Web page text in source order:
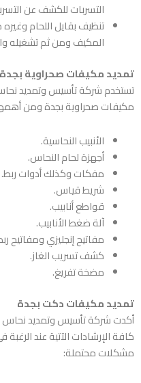
التسربات للكشف عن
تنظيف بقايل اللحام
المكيف ومن ثم تشغيله
تمديد مكيفات صحراوية بجدة
تستخدمشركة تأسيس وتمديد
مكيفات صحراوية بجدة ومن
الأنبيب النحاسية.
أجهزة لحام النحاس.
مفكات وكذلك أدوات ربط.
شريط قياس.
قواطع أنابيب.
آلة ضغط الأنابيب.
مفاتيح إنجليزي ومفاتيح
كشف تسريب الغاز.
مضخة تفريغ.
تمديد مكيفات دكت بجدة
أكدتشركة تأسيس وتمديد
كافة الإرشادات الآتية عند الرغبة
مشكلات محتملة: